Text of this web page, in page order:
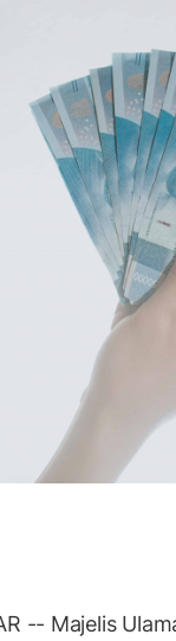
-- Majelis